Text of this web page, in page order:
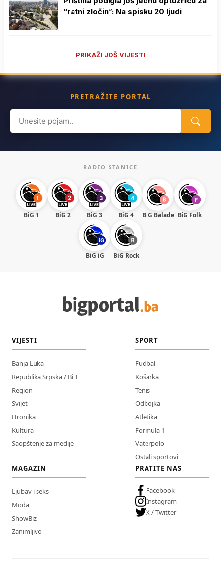
“ratni zločin”: Na spisku 20 ljudi
PRIKAŽI JOŠ VIJESTI
PRETRAŽITE PORTAL
Search
for:
RADIO STANICE
BiG 1 BiG 2 BiG 3 BiG 4 BiG Balade BiG Folk
BiG iG BiG Rock
VIJESTI
Banja Luka
Republika Srpska / BiH
Region
Svijet
Hronika
Kultura
Saopštenje za medije
SPORT
Fudbal
Košarka
Tenis
Odbojka
Atletika
Formula 1
Vaterpolo
Ostali sportovi
MAGAZIN
Ljubav i seks
Moda
ShowBiz
Zanimljivo
PRATITE NAS
Facebook
Instagram
X / Twitter